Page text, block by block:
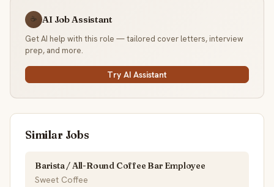
☕ AI Job Assistant
Get AI help with this role — tailored cover letters, interview
prep, and more.
Try AI Assistant
Similar Jobs
Barista / All-Round Coffee Bar Employee
Sweet Coffee